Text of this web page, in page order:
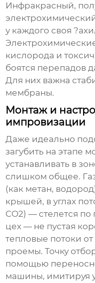
Инфракрасный,
у каждого своя
кислорода и
боятся перепадов
Для них важна
мембраны.
Монтаж и
импровизации
Даже идеально
загубить на этапе
устанавливать в
слишком общее.
(как метан,
крышей, в углах
CO2) — стелется
цех — не пустая
тепловые потоки
проемы. Точку
помощью
машины, имитируя